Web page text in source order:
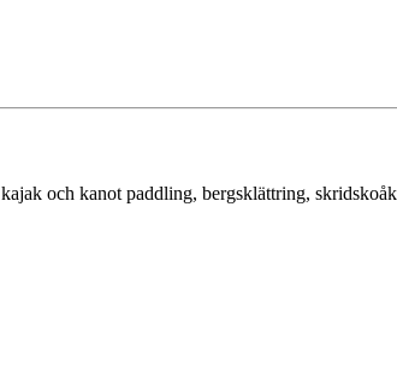
kajak och kanot paddling, bergsklättring,